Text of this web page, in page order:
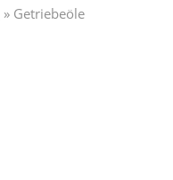
Getriebeöle